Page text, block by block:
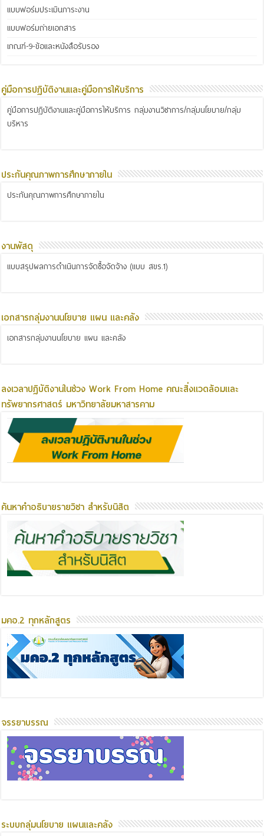
แบบฟอร์มประเมินภาระงาน
แบบฟอร์มถ่ายเอกสาร
เกณฑ์-9-ข้อและหนังสือรับรอง
คู่มือการปฏิบัติงานและคู่มือการให้บริการ
คู่มือการปฏิบัติงานและคู่มือการให้บริการ กลุ่มงานวิชาการ/กลุ่มนโยบาย/กลุ่ม
บริหาร
ประกันคุณภาพการศึกษาภายใน
ประกันคุณภาพการศึกษาภายใน
งานพัสดุ
แบบสรุปผลการดำเนินการจัดซื้อจัดจ้าง (แบบ สขร.1)
เอกสารกลุ่มงานนโยบาย แผน และคลัง
เอกสารกลุ่มงานนโยบาย แผน และคลัง
ลงเวลาปฏิบัติงานในช่วง Work From Home คณะสิ่งแวดล้อมและ
ทรัพยากรศาสตร์ มหาวิทยาลัยมหาสารคาม
ค้นหาคำอธิบายรายวิชา สำหรับนิสิต
มคอ.2 ทุกหลักสูตร
จรรยาบรรณ
ระบบกลุ่มนโยบาย แผนและคลัง